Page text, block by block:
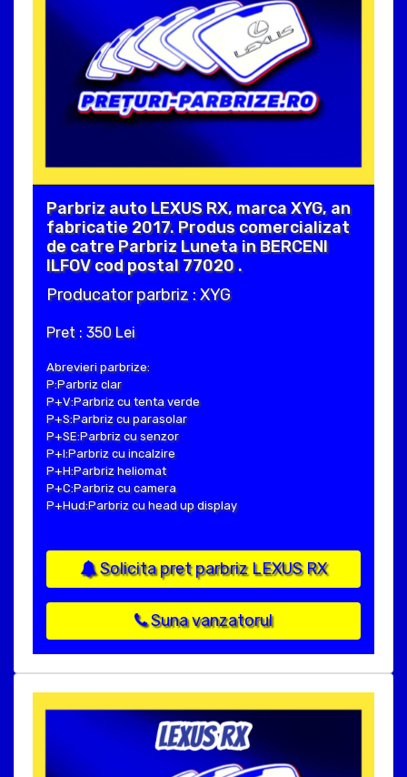
Parbriz auto LEXUS RX, marca XYG, an
fabricatie 2017. Produs comercializat
de catre Parbriz Luneta in BERCENI
ILFOV cod postal 77020 .
Producator parbriz : XYG
Pret : 350 Lei
Abrevieri parbrize:
P:Parbriz clar
P+V:Parbriz cu tenta verde
P+S:Parbriz cu parasolar
P+SE:Parbriz cu senzor
P+I:Parbriz cu incalzire
P+H:Parbriz heliomat
P+C:Parbriz cu camera
P+Hud:Parbriz cu head up display
Solicita pret parbriz LEXUS RX
Suna vanzatorul